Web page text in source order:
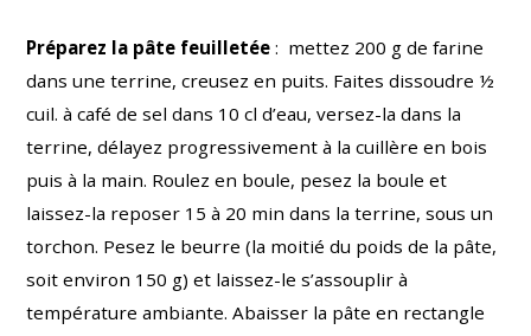
Préparez la pâte feuilletée : mettez 200 g de farine
dans une terrine, creusez en puits. Faites dissoudre ½
cuil. à café de sel dans 10 cl d’eau, versez-la dans la
terrine, délayez progressivement à la cuillère en bois
puis à la main. Roulez en boule, pesez la boule et
laissez-la reposer 15 à 20 min dans la terrine, sous un
torchon. Pesez le beurre (la moitié du poids de la pâte,
soit environ 150 g) et laissez-le s’assouplir à
température ambiante. Abaisser la pâte en rectangle